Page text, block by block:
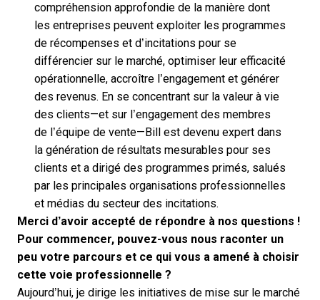
compréhension approfondie de la manière dont
les entreprises peuvent exploiter les programmes
de récompenses et d’incitations pour se
différencier sur le marché, optimiser leur efficacité
opérationnelle, accroître l’engagement et générer
des revenus. En se concentrant sur la valeur à vie
des clients—et sur l’engagement des membres
de l’équipe de vente—Bill est devenu expert dans
la génération de résultats mesurables pour ses
clients et a dirigé des programmes primés, salués
par les principales organisations professionnelles
et médias du secteur des incitations.
Merci d’avoir accepté de répondre à nos questions !
Pour commencer, pouvez-vous nous raconter un
peu votre parcours et ce qui vous a amené à choisir
cette voie professionnelle ?
Aujourd’hui, je dirige les initiatives de mise sur le marché